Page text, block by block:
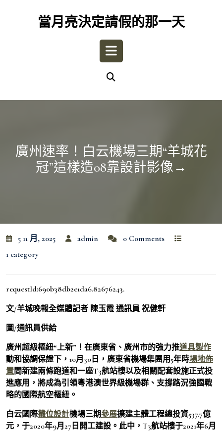
當月亮決定請假的那一天
Open
廣州速率！白云機場三期“羊城花
冠”這樣造08靠設計影像→
5 11 月, 2025 admin
0 Comments
1 category
requestId:690b38db2e1da6.82676243.
文/羊城晚報全媒體記者 陳玉霞 通訊員 祝健軒
圖/通訊員供給
廣州超級樞紐“上新”！在廣東省、廣州市的強力推道具製作
動和協調保證下，10月30日，廣東省機場集團用5年時場地佈
置間新建兩條跑道和一座T3航站樓以及相關配套設施正式投
進應用，將成為引領粵港澳世界級機場群、支撐路況強國戰
略的國際航空樞紐。
白云國際攤位設計機場三期參展擴建主體工程總投資537.7億
元，于2020年9月27日開工建設。此中，T3航站樓于2021年6月